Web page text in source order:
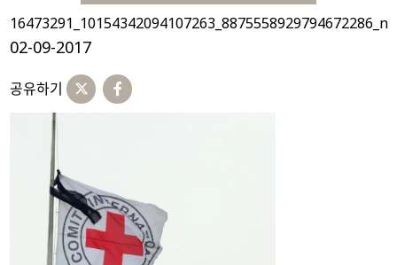
16473291_10154342094107263_8875558929794672286_n
02-09-2017
공유하기